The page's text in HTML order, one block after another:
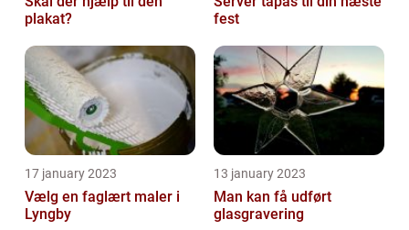
plakat?
fest
17 january 2023
Vælg en faglært maler i
Lyngby
13 january 2023
Man kan få udført
glasgravering